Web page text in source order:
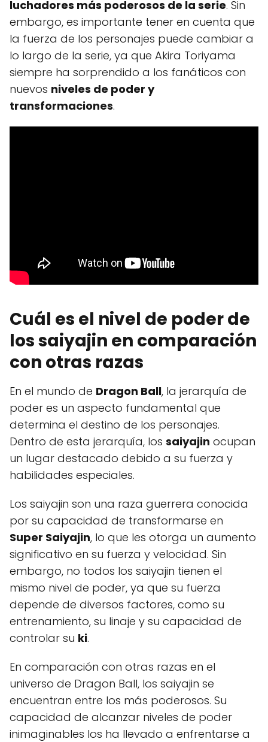
luchadores más poderosos de la serie. Sin
embargo, es importante tener en cuenta que
la fuerza de los personajes puede cambiar a
lo largo de la serie, ya que Akira Toriyama
siempre ha sorprendido a los fanáticos con
nuevos niveles de poder y
transformaciones.
Cuál es el nivel de poder de
los saiyajin en comparación
con otras razas
En el mundo de Dragon Ball, la jerarquía de
poder es un aspecto fundamental que
determina el destino de los personajes.
Dentro de esta jerarquía, los saiyajin ocupan
un lugar destacado debido a su fuerza y
habilidades especiales.
Los saiyajin son una raza guerrera conocida
por su capacidad de transformarse en
Super Saiyajin, lo que les otorga un aumento
significativo en su fuerza y velocidad. Sin
embargo, no todos los saiyajin tienen el
mismo nivel de poder, ya que su fuerza
depende de diversos factores, como su
entrenamiento, su linaje y su capacidad de
controlar su ki.
En comparación con otras razas en el
universo de Dragon Ball, los saiyajin se
encuentran entre los más poderosos. Su
capacidad de alcanzar niveles de poder
inimaginables los ha llevado a enfrentarse a